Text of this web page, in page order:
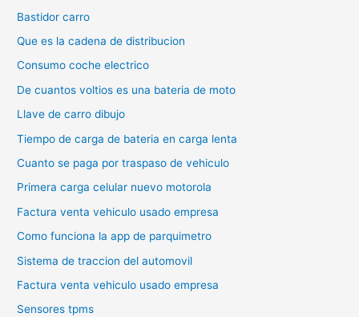
Bastidor carro
Que es la cadena de distribucion
Consumo coche electrico
De cuantos voltios es una bateria de moto
Llave de carro dibujo
Tiempo de carga de bateria en carga lenta
Cuanto se paga por traspaso de vehiculo
Primera carga celular nuevo motorola
Factura venta vehiculo usado empresa
Como funciona la app de parquimetro
Sistema de traccion del automovil
Factura venta vehiculo usado empresa
Sensores tpms